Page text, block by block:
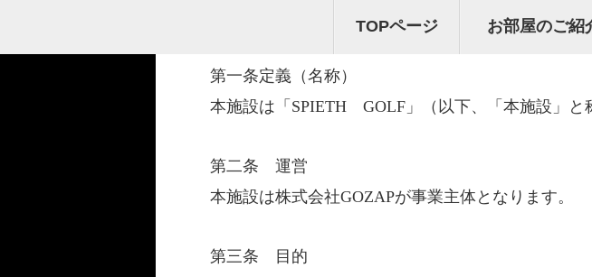
TOPページ お部屋のご紹
SPIETH GOLF利用規約
第一条定義（名称）
本施設は「SPIETH GOLF」（以下、「本施設」と
第二条 運営
本施設は株式会社GOZAPが事業主体となります。
第三条 目的